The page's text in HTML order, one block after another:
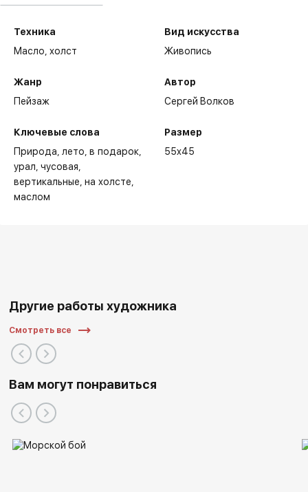
Техника
Масло,холст
Жанр
Пейзаж
Ключевые слова
Природа лето в подарок
урал чусовая
вертикальные на холсте
маслом
Вид искусства
Живопись
Автор
Сергей Волков
Размер
55x45
Другие работы художника
Смотреть все
Вам могут понравиться